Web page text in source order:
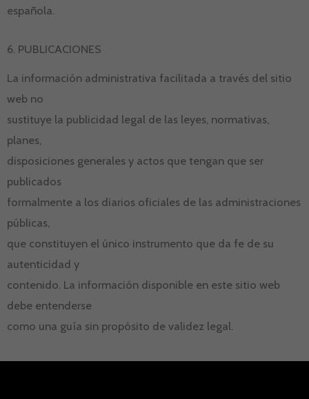
española.
6. PUBLICACIONES
La información administrativa facilitada a través del sitio
web no
sustituye la publicidad legal de las leyes, normativas,
planes,
disposiciones generales y actos que tengan que ser
publicados
formalmente a los diarios oficiales de las administraciones
públicas,
que constituyen el único instrumento que da fe de su
autenticidad y
contenido. La información disponible en este sitio web
debe entenderse
como una guía sin propósito de validez legal.